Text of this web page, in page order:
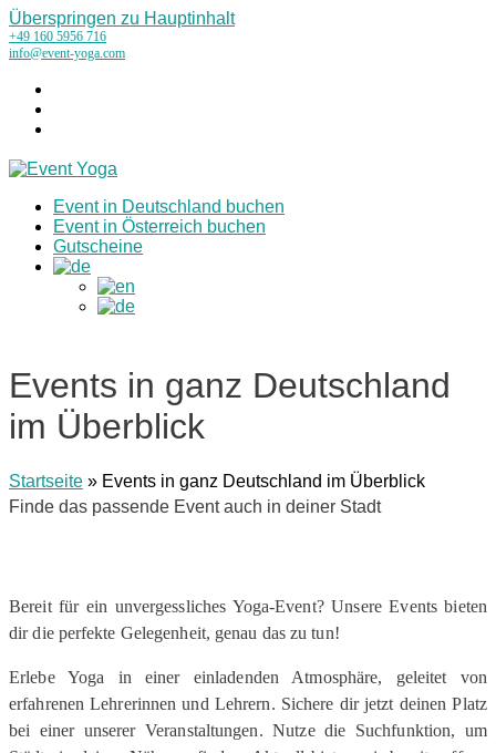
Überspringen zu Hauptinhalt
+49 160 5956 716
info@event-yoga.com
Event in Deutschland buchen
Event in Österreich buchen
Gutscheine
Events in ganz Deutschland
im Überblick
Startseite » Events in ganz Deutschland im Überblick
Finde das passende Event auch in deiner Stadt
Bereit für ein unvergessliches Yoga-Event? Unsere Events bieten
dir die perfekte Gelegenheit, genau das zu tun!
Erlebe Yoga in einer einladenden Atmosphäre, geleitet von
erfahrenen Lehrerinnen und Lehrern. Sichere dir jetzt deinen Platz
bei einer unserer Veranstaltungen. Nutze die Suchfunktion, um